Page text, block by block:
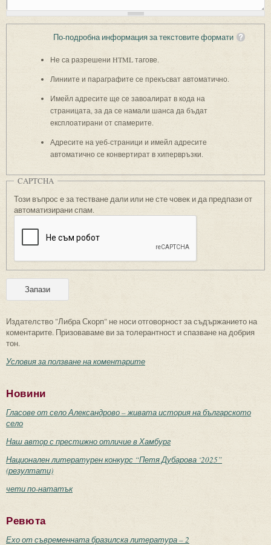
По-подробна информация за текстовите формати
Не са разрешени HTML тагове.
Линиите и параграфите се прекъсват автоматично.
Имейл адресите ще се завоалират в кода на
страницата, за да се намали шанса да бъдат
експлоатирани от спамерите.
Адресите на уеб-страници и имейл адресите
автоматично се конвертират в хипервръзки.
CAPTCHA
Този въпрос е за тестване дали или не сте човек и да предпази от
автоматизирани спам.
Издателство "Либра Скорп" не носи отговорност за съдържанието на
коментарите. Призоваваме ви за толерантност и спазване на добрия
тон.
Условия за ползване на коментарите
Новини
Гласове от село Александрово – живата история на българското
село
Наш автор с престижно отличие в Хамбург
Национален литературен конкурс “Петя Дубарова ‘2025”
(резултати)
чети по-нататък
Ревюта
Ехо от съвременната бразилска литература – 2